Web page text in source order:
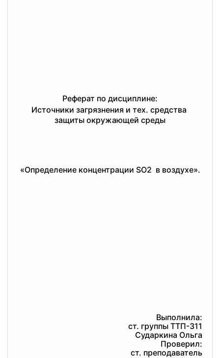
Реферат по дисциплине:
Источники загрязнения и тех. средства
защиты окружающей среды
«Определение концентрации SO2 в воздухе».
Выполнила:
ст. группы ТТП-311
Сударкина Ольга
Проверил:
ст. преподаватель